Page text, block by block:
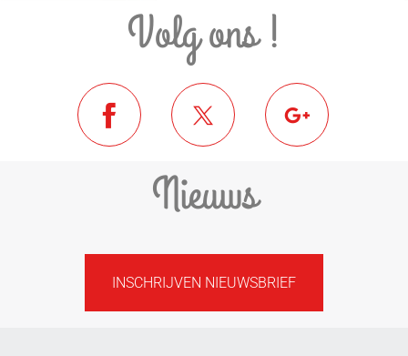
Volg ons !
Nieuws
INSCHRIJVEN NIEUWSBRIEF